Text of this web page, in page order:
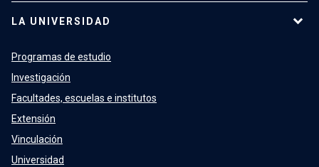
LA UNIVERSIDAD
Programas de estudio
Investigación
Facultades, escuelas e institutos
Extensión
Vinculación
Universidad